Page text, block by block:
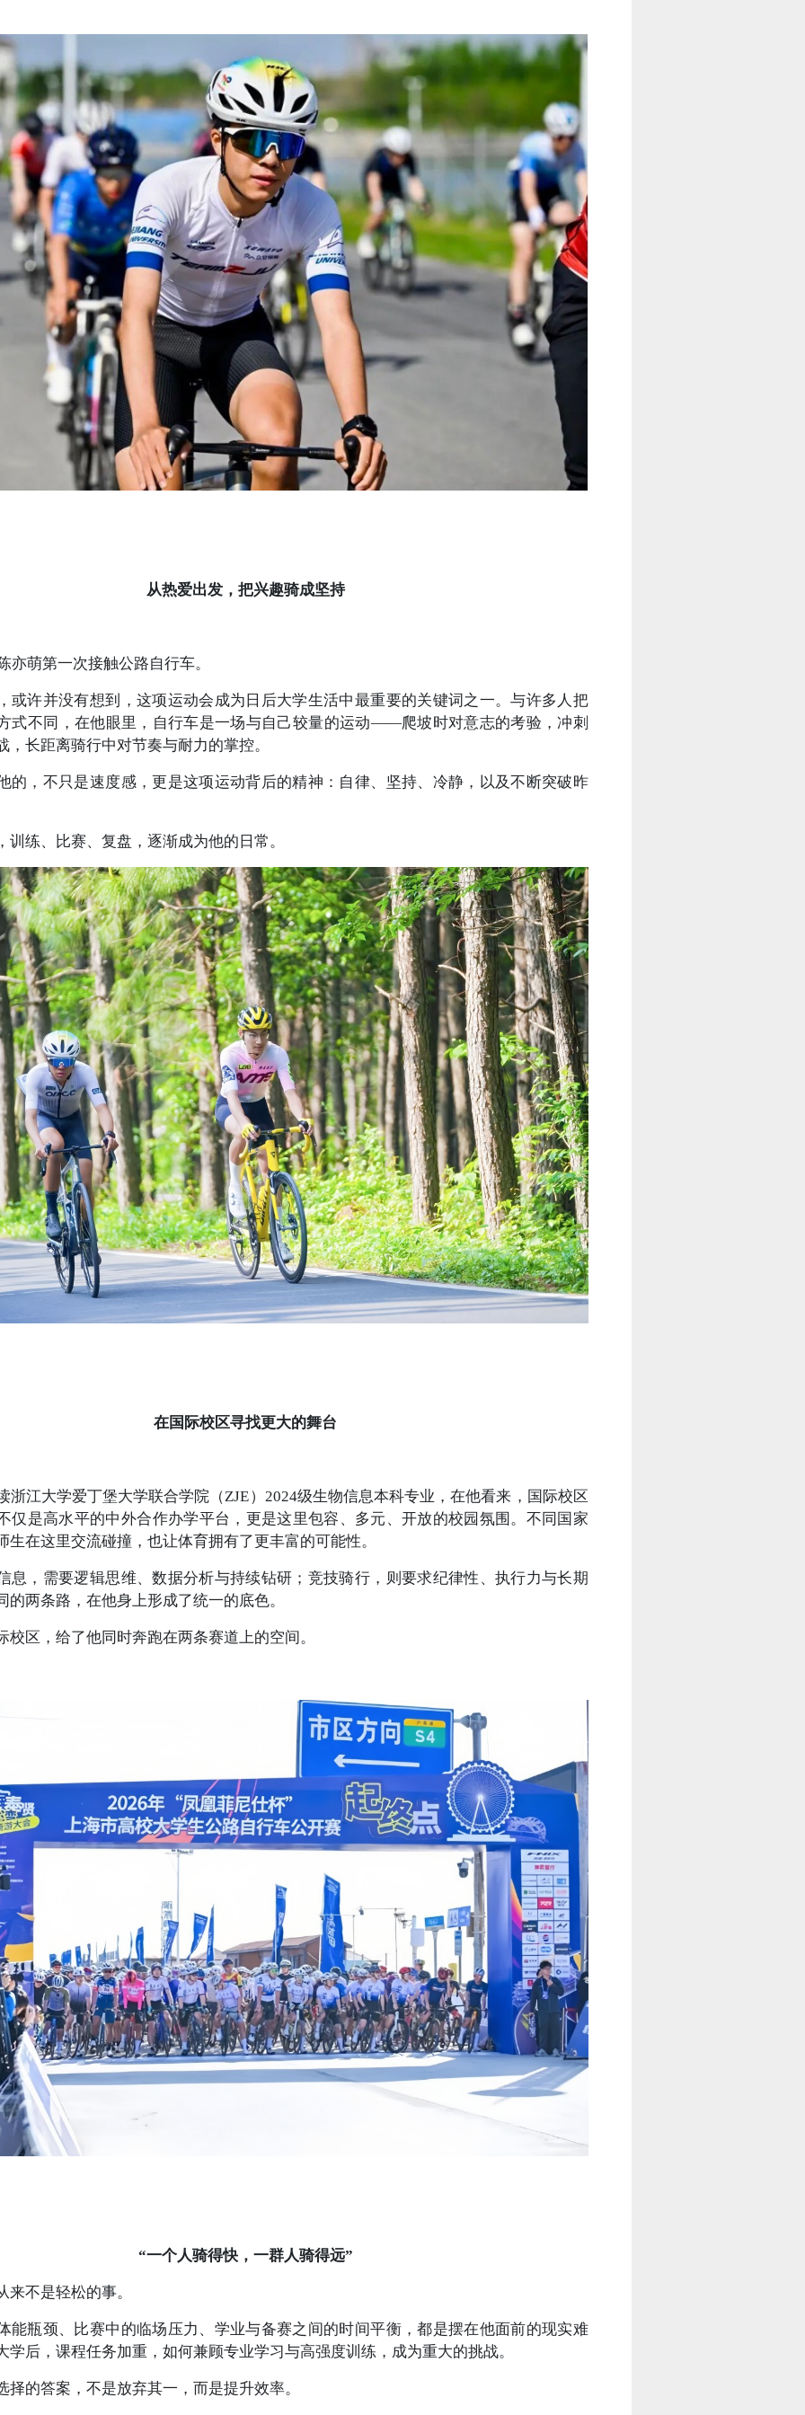
从热爱出发，把兴趣骑成坚持
亦萌第一次接触公路自行车。
或许并没有想到，这项运动会成为日后大学生活中最重要的关键词之一。与许多人把
式不同，在他眼里，自行车是一场与自己较量的运动——爬坡时对意志的考验，冲刺
，长距离骑行中对节奏与耐力的掌控。
的，不只是速度感，更是这项运动背后的精神：自律、坚持、冷静，以及不断突破昨
训练、比赛、复盘，逐渐成为他的日常。
在国际校区寻找更大的舞台
浙江大学爱丁堡大学联合学院（ZJE）2024级生物信息本科专业，在他看来，国际校区
仅是高水平的中外合作办学平台，更是这里包容、多元、开放的校园氛围。不同国家
生在这里交流碰撞，也让体育拥有了更丰富的可能性。
息，需要逻辑思维、数据分析与持续钻研；竞技骑行，则要求纪律性、执行力与长期
的两条路，在他身上形成了统一的底色。
校区，给了他同时奔跑在两条赛道上的空间。
“一个人骑得快，一群人骑得远”
来不是轻松的事。
能瓶颈、比赛中的临场压力、学业与备赛之间的时间平衡，都是摆在他面前的现实难
学后，课程任务加重，如何兼顾专业学习与高强度训练，成为重大的挑战。
择的答案，不是放弃其一，而是提升效率。